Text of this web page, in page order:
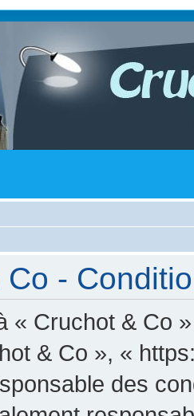
-
« Cruchot & Co
& Co », «
des